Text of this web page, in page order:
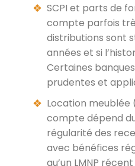
SCPI et parts de
compte parfois
distributions sont
années et si
Certaines
prudentes et
Location meublée
compte dépend
régularité des
avec bénéfices
qu’un LMNP